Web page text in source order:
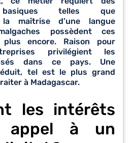
basiques telles que
maîtrise d’une langue
possèdent ces
plus encore. Raison pour
privilégient les
dans ce pays. Une
tel est le plus grand
à Madagascar.
les intérêts
appel à un